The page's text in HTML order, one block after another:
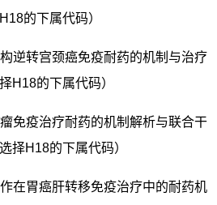
H18的下属代码）
逆转宫颈癌免疫耐药的机制与治疗
H18的下属代码）
免疫治疗耐药的机制解析与联合干
选择H18的下属代码）
在胃癌肝转移免疫治疗中的耐药机